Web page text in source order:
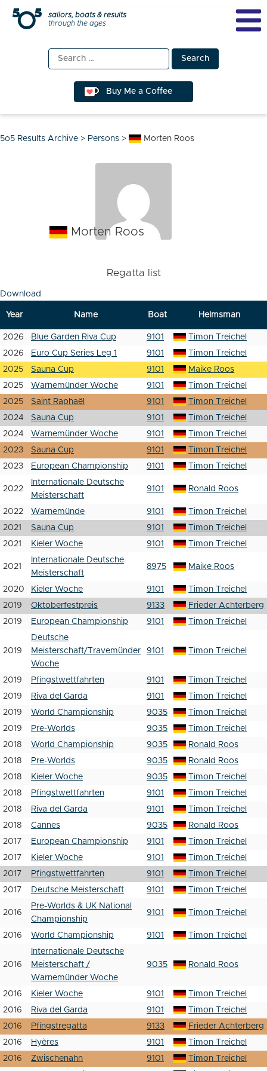
Skip
sailors, boats & results
through the ages
Search
for:
Buy Me a Coffee
5o5 Results Archive > Persons > Morten Roos
Morten Roos
Regatta list
Download
Year Name Boat Helmsman
2026 Blue Garden Riva Cup 9101
Timon Treichel
2026
Euro Cup Series Leg 1 9101
Timon Treichel
2025
Sauna Cup 9101
Maike Roos
2025
Warnemünder Woche 9101
Timon Treichel
2025
Saint Raphaël 9101
Timon Treichel
2024
Sauna Cup 9101
Timon Treichel
2024
Warnemünder Woche 9101
Timon Treichel
2023
Sauna Cup 9101
Timon Treichel
2023
European Championship 9101 Timon Treichel
2022
Internationale Deutsche
Meisterschaft
9101 Ronald Roos
2022 Warnemünde 9101
Timon Treichel
2021
Sauna Cup 9101
Timon Treichel
2021
Kieler Woche 9101 Timon Treichel
2021
Internationale Deutsche
Meisterschaft
8975 Maike Roos
2020 Kieler Woche 9101
Timon Treichel
2019
Oktoberfestpreis 9133
Frieder Achterberg
2019
European Championship 9101 Timon Treichel
2019
Deutsche
Meisterschaft/Travemünder
Woche
9101 Timon Treichel
2019 Pfingstwettfahrten 9101
Timon Treichel
2019
Riva del Garda 9101
Timon Treichel
2019
World Championship 9035
Timon Treichel
2019
Pre-Worlds 9035
Timon Treichel
2018
World Championship 9035
Ronald Roos
2018
Pre-Worlds 9035
Ronald Roos
2018
Kieler Woche 9035
Timon Treichel
2018
Pfingstwettfahrten 9101
Timon Treichel
2018
Riva del Garda 9101
Timon Treichel
2018
Cannes 9035
Ronald Roos
2017
European Championship 9101
Timon Treichel
2017
Kieler Woche 9101
Timon Treichel
2017
Pfingstwettfahrten 9101
Timon Treichel
2017
Deutsche Meisterschaft 9101 Timon Treichel
2016
Pre-Worlds & UK National
Championship
9101 Timon Treichel
2016 World Championship 9101 Timon Treichel
2016
Internationale Deutsche
Meisterschaft /
Warnemünder Woche
9035 Ronald Roos
2016 Kieler Woche 9101
Timon Treichel
2016
Riva del Garda 9101
Timon Treichel
2016
Pfingstregatta 9133
Frieder Achterberg
2016
Hyères 9101
Timon Treichel
2016
Zwischenahn 9101
Timon Treichel